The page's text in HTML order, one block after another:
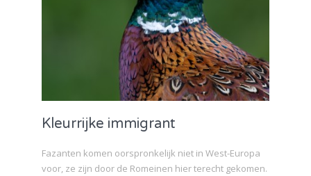
Kleurrijke immigrant
Fazanten komen oorspronkelijk niet in West-Europa
voor, ze zijn door de Romeinen hier terecht gekomen.